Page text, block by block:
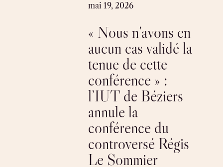
mai 19, 2026
« Nous n’avons en
aucun cas validé la
tenue de cette
conférence » :
l’IUT de Béziers
annule la
conférence du
controversé Régis
Le Sommier